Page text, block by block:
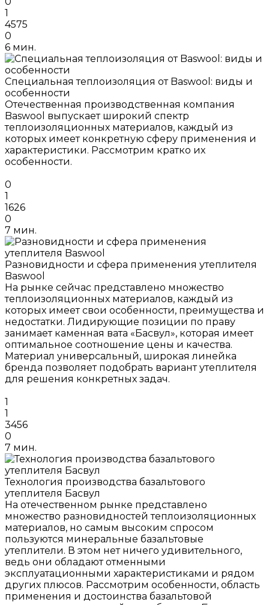
1
4575
0
6 мин.
Специальная теплоизоляция от Baswool: виды и
особенности
Отечественная производственная компания
Baswool выпускает широкий спектр
теплоизоляционных материалов, каждый из
которых имеет конкретную сферу применения и
характеристики. Рассмотрим кратко их
особенности.
0
1
1626
0
7 мин.
Разновидности и сфера применения утеплителя
Baswool
На рынке сейчас представлено множество
теплоизоляционных материалов, каждый из
которых имеет свои особенности, преимущества и
недостатки. Лидирующие позиции по праву
занимает каменная вата «Басвул», которая имеет
оптимальное соотношение цены и качества.
Материал универсальный, широкая линейка
бренда позволяет подобрать вариант утеплителя
для решения конкретных задач.
1
1
3456
0
7 мин.
Технология производства базальтового
утеплителя Басвул
На отечественном рынке представлено
множество разновидностей теплоизоляционных
материалов, но самым высоким спросом
пользуются минеральные базальтовые
утеплители. В этом нет ничего удивительного,
ведь они обладают отменными
эксплуатационными характеристиками и рядом
других плюсов. Рассмотрим особенности, область
применения и достоинства базальтовой